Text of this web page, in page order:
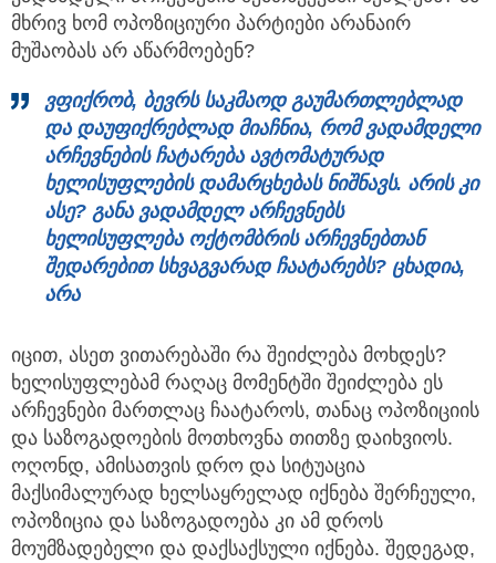
მხრივ ხომ ოპოზიციური პარტიები არანაირ
მუშაობას არ აწარმოებენ?
ვფიქრობ, ბევრს საკმაოდ გაუმართლებლად
და დაუფიქრებლად მიაჩნია, რომ ვადამდელი
არჩევნების ჩატარება ავტომატურად
ხელისუფლების დამარცხებას ნიშნავს. არის კი
ასე? განა ვადამდელ არჩევნებს
ხელისუფლება ოქტომბრის არჩევნებთან
შედარებით სხვაგვარად ჩაატარებს? ცხადია,
არა
იცით, ასეთ ვითარებაში რა შეიძლება მოხდეს?
ხელისუფლებამ რაღაც მომენტში შეიძლება ეს
არჩევნები მართლაც ჩაატაროს, თანაც ოპოზიციის
და საზოგადოების მოთხოვნა თითზე დაიხვიოს.
ოღონდ, ამისათვის დრო და სიტუაცია
მაქსიმალურად ხელსაყრელად იქნება შერჩეული,
ოპოზიცია და საზოგადოება კი ამ დროს
მოუმზადებელი და დაქსაქსული იქნება. შედეგად,